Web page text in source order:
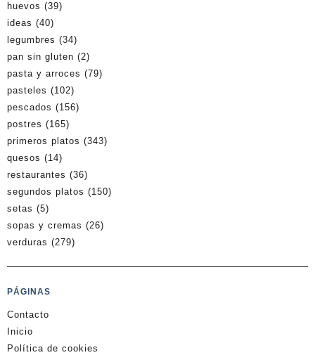
huevos (39)
ideas (40)
legumbres (34)
pan sin gluten (2)
pasta y arroces (79)
pasteles (102)
pescados (156)
postres (165)
primeros platos (343)
quesos (14)
restaurantes (36)
segundos platos (150)
setas (5)
sopas y cremas (26)
verduras (279)
PÁGINAS
Contacto
Inicio
Política de cookies